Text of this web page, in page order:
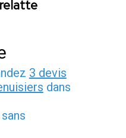
3 devis
dans